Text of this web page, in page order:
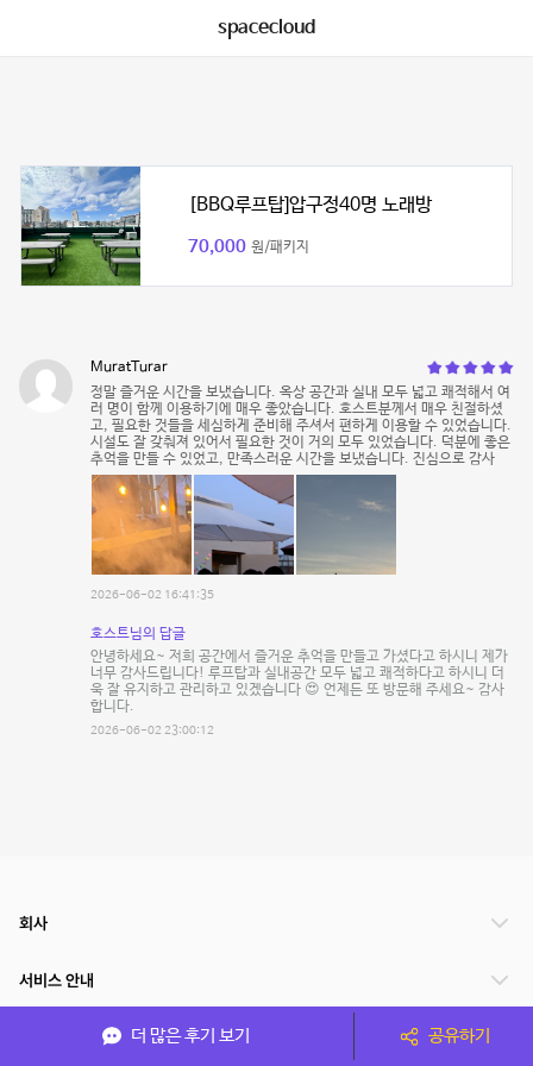
spacecloud
[BBQ루프탑]압구정40명 노래방
70,000 원/패키지
MuratTurar
정말 즐거운 시간을 보냈습니다. 옥상 공간과 실내 모두 넓고 쾌적해서 여
러 명이 함께 이용하기에 매우 좋았습니다. 호스트분께서 매우 친절하셨
고, 필요한 것들을 세심하게 준비해 주셔서 편하게 이용할 수 있었습니다.
시설도 잘 갖춰져 있어서 필요한 것이 거의 모두 있었습니다. 덕분에 좋은
추억을 만들 수 있었고, 만족스러운 시간을 보냈습니다. 진심으로 감사
2026-06-02 16:41:35
호스트님의 답글
안녕하세요~ 저희 공간에서 즐거운 추억을 만들고 가셨다고 하시니 제가
너무 감사드립니다! 루프탑과 실내공간 모두 넓고 쾌적하다고 하시니 더
욱 잘 유지하고 관리하고 있겠습니다 😍 언제든 또 방문해 주세요~ 감사
합니다.
2026-06-02 23:00:12
더 많은 후기 보기 공유하기
회사
서비스 안내